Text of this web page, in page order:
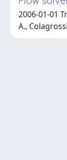
2006-01-01
A., Colagrossi